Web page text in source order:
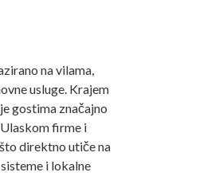
na vilama,
usluge. Krajem
gostima značajno
firme i
direktno utiče na
i lokalne